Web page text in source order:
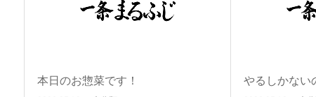
本日のお惣菜です！ やるしかない